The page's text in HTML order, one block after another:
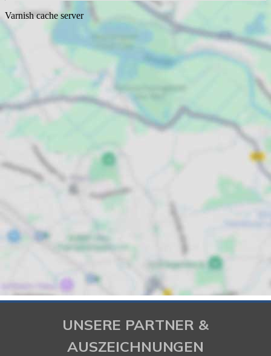
UNSERE PARTNER &
AUSZEICHNUNGEN